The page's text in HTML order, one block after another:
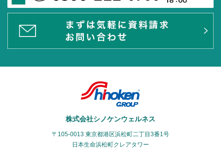
株式会社シノケンウェルネス
〒105-0013 東京都港区浜松町二丁目3番1号
日本生命浜松町クレアタワー